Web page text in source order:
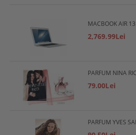
MACBOOK AIR 13
2,769.99Lei
79.00Lei